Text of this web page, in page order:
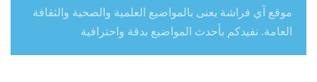
موقع آي فراشة يعنى بالمواضيع العلمية والصحية والثقافة
العامة. نفيدكم بأحدث المواضيع بدقة واحترافية